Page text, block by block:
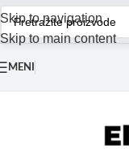
Skip to navigation
Skip to main content
MENI